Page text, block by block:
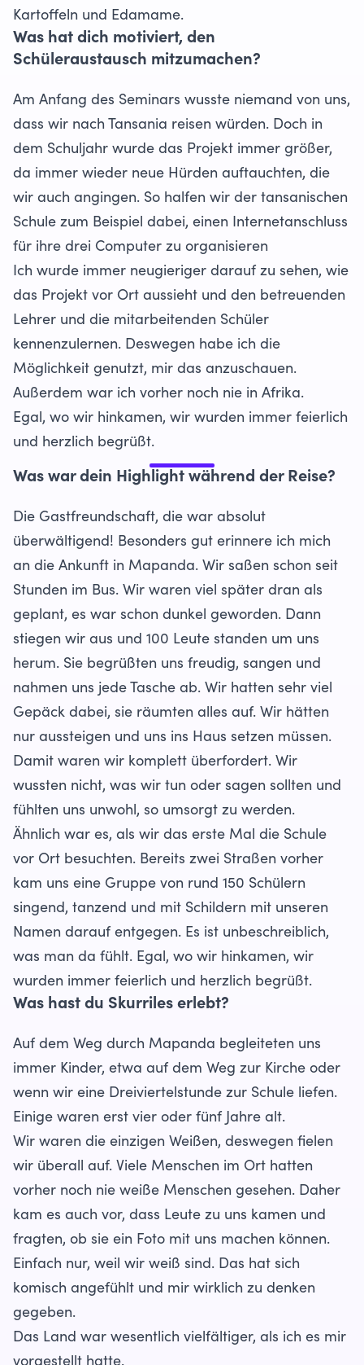
Kartoffeln und Edamame.
Was hat dich motiviert, den
Schüleraustausch mitzumachen?
Am Anfang des Seminars wusste niemand von uns,
dass wir nach Tansania reisen würden. Doch in
dem Schuljahr wurde das Projekt immer größer,
da immer wieder neue Hürden auftauchten, die
wir auch angingen. So halfen wir der tansanischen
Schule zum Beispiel dabei, einen Internetanschluss
für ihre drei Computer zu organisieren
Ich wurde immer neugieriger darauf zu sehen, wie
das Projekt vor Ort aussieht und den betreuenden
Lehrer und die mitarbeitenden Schüler
kennenzulernen. Deswegen habe ich die
Möglichkeit genutzt, mir das anzuschauen.
Außerdem war ich vorher noch nie in Afrika.
Egal, wo wir hinkamen, wir wurden immer feierlich
und herzlich begrüßt.
Was war dein Highlight während der Reise?
Die Gastfreundschaft, die war absolut
überwältigend! Besonders gut erinnere ich mich
an die Ankunft in Mapanda. Wir saßen schon seit
Stunden im Bus. Wir waren viel später dran als
geplant, es war schon dunkel geworden. Dann
stiegen wir aus und 100 Leute standen um uns
herum. Sie begrüßten uns freudig, sangen und
nahmen uns jede Tasche ab. Wir hatten sehr viel
Gepäck dabei, sie räumten alles auf. Wir hätten
nur aussteigen und uns ins Haus setzen müssen.
Damit waren wir komplett überfordert. Wir
wussten nicht, was wir tun oder sagen sollten und
fühlten uns unwohl, so umsorgt zu werden.
Ähnlich war es, als wir das erste Mal die Schule
vor Ort besuchten. Bereits zwei Straßen vorher
kam uns eine Gruppe von rund 150 Schülern
singend, tanzend und mit Schildern mit unseren
Namen darauf entgegen. Es ist unbeschreiblich,
was man da fühlt. Egal, wo wir hinkamen, wir
wurden immer feierlich und herzlich begrüßt.
Was hast du Skurriles erlebt?
Auf dem Weg durch Mapanda begleiteten uns
immer Kinder, etwa auf dem Weg zur Kirche oder
wenn wir eine Dreiviertelstunde zur Schule liefen.
Einige waren erst vier oder fünf Jahre alt.
Wir waren die einzigen Weißen, deswegen fielen
wir überall auf. Viele Menschen im Ort hatten
vorher noch nie weiße Menschen gesehen. Daher
kam es auch vor, dass Leute zu uns kamen und
fragten, ob sie ein Foto mit uns machen können.
Einfach nur, weil wir weiß sind. Das hat sich
komisch angefühlt und mir wirklich zu denken
gegeben.
Das Land war wesentlich vielfältiger, als ich es mir